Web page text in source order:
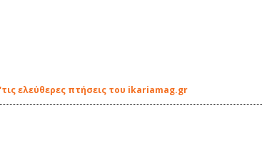
ελεύθερες πτήσεις του ikariamag.gr